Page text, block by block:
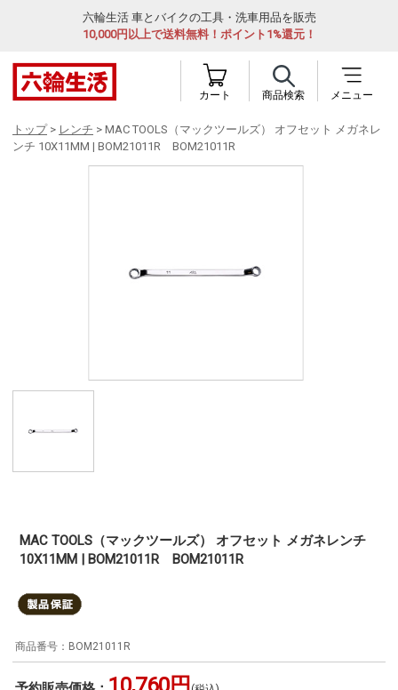
六輪生活 車とバイクの工具・洗車用品を販売
10,000円以上で送料無料！ポイント1%還元！
カート 商品検索 メニュー
トップ> レンチ > MAC TOOLS（マックツールズ） オフセット メガネレ
ンチ 10X11MM | BOM21011R BOM21011R
MAC TOOLS（マックツールズ） オフセット メガネレンチ
10X11MM | BOM21011R BOM21011R
BOM21011R